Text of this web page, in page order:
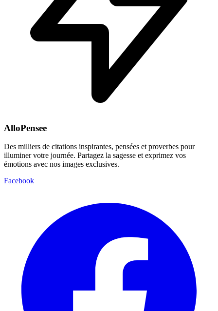
AlloPensee
Des milliers de citations inspirantes, pensées et proverbes pour
illuminer votre journée. Partagez la sagesse et exprimez vos
émotions avec nos images exclusives.
Facebook